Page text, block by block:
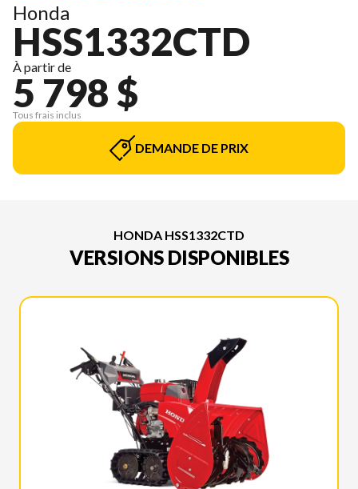
Honda
HSS1332CTD
À partir de
5 798 $
Tous frais inclus
DEMANDE DE PRIX
HONDA HSS1332CTD
VERSIONS DISPONIBLES